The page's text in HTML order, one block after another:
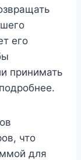
его
принимать
что
для